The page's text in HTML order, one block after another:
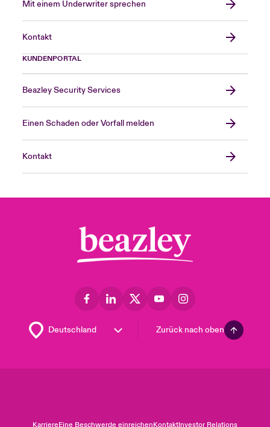
Mit einem Underwriter sprechen
Kontakt
KUNDENPORTAL
Beazley Security Services
Einen Schaden oder Vorfall melden
Kontakt
Zurück nach oben
KarriereEine Beschwerde einreichenKontaktInvestor Relations